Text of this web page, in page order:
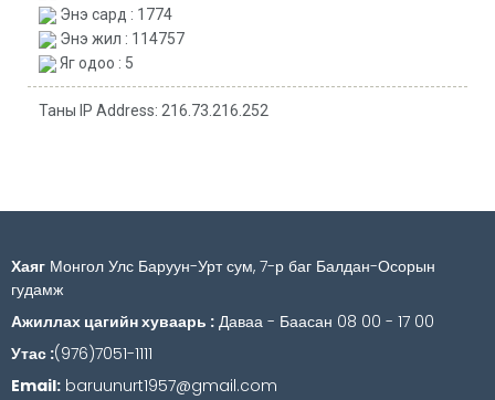
Энэ сард : 1774
Энэ жил : 114757
Яг одоо : 5
Таны IP Address: 216.73.216.252
Хаяг Монгол Улс Баруун-Урт сум, 7-р баг Балдан-Осорын
гудамж
Ажиллах цагийн хуваарь : Даваа - Баасан 08 00 - 17 00
Утас :(976)7051-1111
Email: baruunurt1957@gmail.com